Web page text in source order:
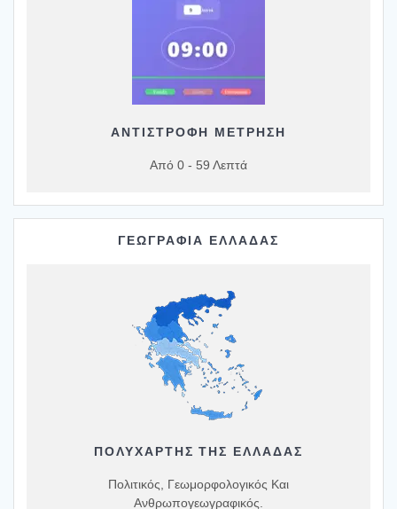
ΑΝΤΙΣΤΡΟΦΗ ΜΕΤΡΗΣΗ
Από 0 - 59 Λεπτά
ΓΕΩΓΡΑΦΙΑ ΕΛΛΑΔΑΣ
ΠΟΛΥΧΆΡΤΗΣ ΤΗΣ ΕΛΛΆΔΑΣ
Πολιτικός, Γεωμορφολογικός Και
Ανθρωπογεωγραφικός.